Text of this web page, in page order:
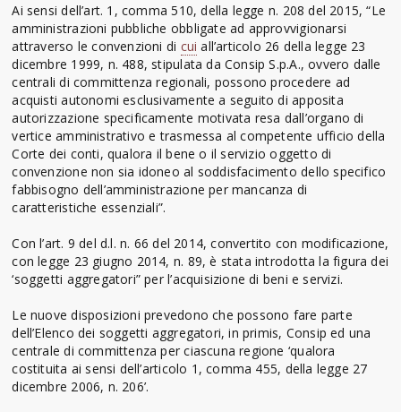
Ai sensi dell’art. 1, comma 510, della legge n. 208 del 2015, “Le
amministrazioni pubbliche obbligate ad approvvigionarsi
attraverso le convenzioni di cui all’articolo 26 della legge 23
dicembre 1999, n. 488, stipulata da Consip S.p.A., ovvero dalle
centrali di committenza regionali, possono procedere ad
acquisti autonomi esclusivamente a seguito di apposita
autorizzazione specificamente motivata resa dall’organo di
vertice amministrativo e trasmessa al competente ufficio della
Corte dei conti, qualora il bene o il servizio oggetto di
convenzione non sia idoneo al soddisfacimento dello specifico
fabbisogno dell’amministrazione per mancanza di
caratteristiche essenziali”.
Con l’art. 9 del d.l. n. 66 del 2014, convertito con modificazione,
con legge 23 giugno 2014, n. 89, è stata introdotta la figura dei
‘soggetti aggregatori” per l’acquisizione di beni e servizi.
Le nuove disposizioni prevedono che possono fare parte
dell’Elenco dei soggetti aggregatori, in primis, Consip ed una
centrale di committenza per ciascuna regione ‘qualora
costituita ai sensi dell’articolo 1, comma 455, della legge 27
dicembre 2006, n. 206’.